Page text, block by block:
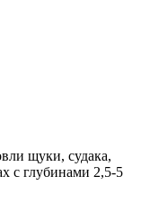
щуки, судака,
с глубинами 2,5-5